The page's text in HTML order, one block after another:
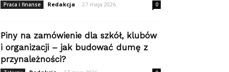
Praca i finanse Redakcja - 27 maja 2026 0
Piny na zamówienie dla szkół, klubów
i organizacji – jak budować dumę z
przynależności?